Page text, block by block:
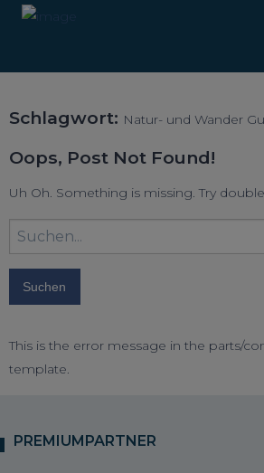
Schlagwort: Natur- und Wander
Oops, Post Not Found!
Uh Oh. Something is missing. Try
Suchbegriff
eingeben:
This is the error message in the parts/
template.
PREMIUMPARTNER